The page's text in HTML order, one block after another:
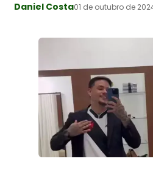
Daniel Costa01 de outubro de